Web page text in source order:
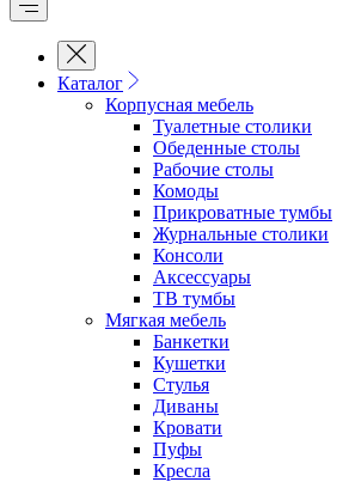
Каталог
Корпусная мебель
Туалетные столики
Обеденные cтолы
Рабочие столы
Комоды
Прикроватные тумбы
Журнальные столики
Консоли
Аксессуары
ТВ тумбы
Мягкая мебель
Банкетки
Кушетки
Стулья
Диваны
Кровати
Пуфы
Кресла